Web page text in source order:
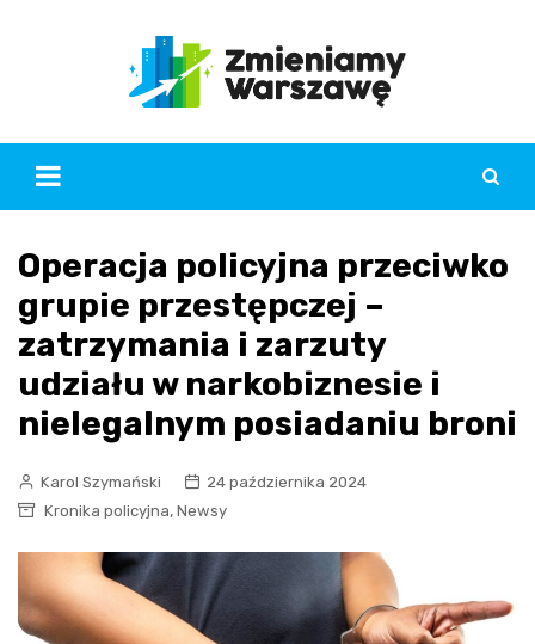
Operacja policyjna przeciwko
grupie przestępczej –
zatrzymania i zarzuty
udziału w narkobiznesie i
nielegalnym posiadaniu broni
Karol Szymański
24 października 2024
Kronika policyjna, Newsy